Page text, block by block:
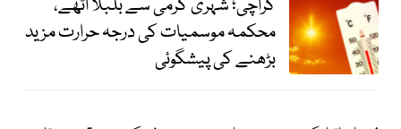
کراچی؛ شہری گرمی سے بلبلا اٹھے،
محکمہ موسمیات کی درجہ حرارت مزید
بڑھنے کی پیشگوئی